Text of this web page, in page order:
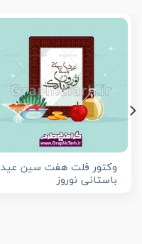
وکتور فلت هفت سین عید
باستانی نوروز